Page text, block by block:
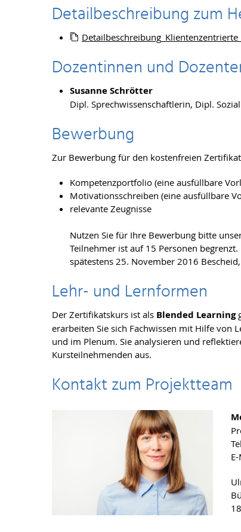
Detailbeschreibung zum
Dozentinnen und
Susanne Schrötter
Dipl. Sprechwissenschaftlerin, Dipl.
Bewerbung
Zur Bewerbung für den kostenfreien
Kompetenzportfolio (eine ausfüllbare
Motivationsschreiben (eine ausfüllbare
relevante Zeugnisse
Nutzen Sie für Ihre Bewerbung bitte
Teilnehmer ist auf 15 Personen
spätestens 25. November 2016
Lehr- und Lernformen
Der Zertifikatskurs ist als Blended Learning
erarbeiten Sie sich Fachwissen mit Hilfe von
und im Plenum. Sie analysieren und
Kursteilnehmenden aus.
Kontakt zum Projektteam